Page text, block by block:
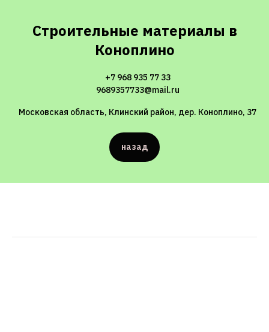
Строительные материалы в
Коноплино
+7 968 935 77 33
9689357733@mail.ru
Московская область, Клинский район, дер. Коноплино, 37
назад